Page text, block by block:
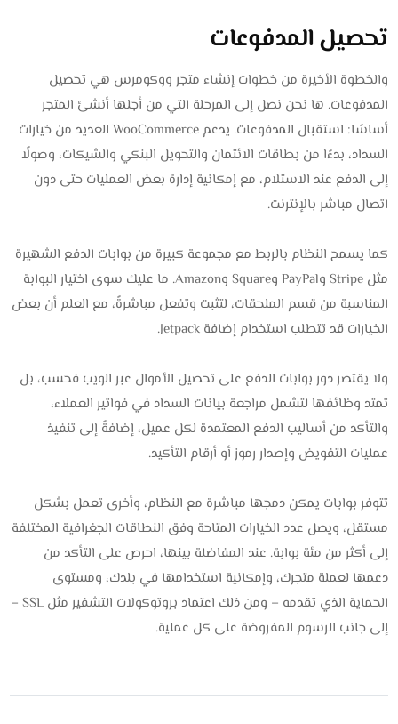
تحصيل المدفوعات
والخطوة الأخيرة من خطوات إنشاء متجر ووكومرس هي تحصيل
المدفوعات. ها نحن نصل إلى المرحلة التي من أجلها أنشئ المتجر
أساسًا: استقبال المدفوعات. يدعم WooCommerce العديد من خيارات
السداد، بدءًا من بطاقات الائتمان والتحويل البنكي والشيكات، وصولًا
إلى الدفع عند الاستلام، مع إمكانية إدارة بعض العمليات حتى دون
اتصال مباشر بالإنترنت.
كما يسمح النظام بالربط مع مجموعة كبيرة من بوابات الدفع الشهيرة
مثل Stripe وPayPal وSquare وAmazon. ما عليك سوى اختيار البوابة
المناسبة من قسم الملحقات، لتثبت وتفعل مباشرةً، مع العلم أن بعض
الخيارات قد تتطلب استخدام إضافة Jetpack.
ولا يقتصر دور بوابات الدفع على تحصيل الأموال عبر الويب فحسب، بل
تمتد وظائفها لتشمل مراجعة بيانات السداد في فواتير العملاء،
والتأكد من أساليب الدفع المعتمدة لكل عميل، إضافةً إلى تنفيذ
عمليات التفويض وإصدار رموز أو أرقام التأكيد.
تتوفر بوابات يمكن دمجها مباشرة مع النظام، وأخرى تعمل بشكل
مستقل، ويصل عدد الخيارات المتاحة وفق النطاقات الجغرافية المختلفة
إلى أكثر من مئة بوابة. عند المفاضلة بينها، احرص على التأكد من
دعمها لعملة متجرك، وإمكانية استخدامها في بلدك، ومستوى
الحماية الذي تقدمه – ومن ذلك اعتماد بروتوكولات التشفير مثل SSL –
إلى جانب الرسوم المفروضة على كل عملية.